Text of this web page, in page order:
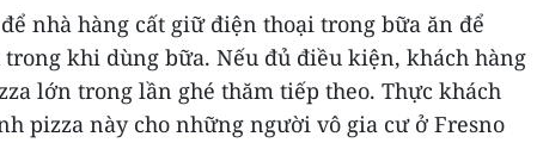
nhà hàng cất giữ điện thoại trong bữa ăn để
khi dùng bữa. Nếu đủ điều kiện, khách hàng
lớn trong lần ghé thăm tiếp theo. Thực khách
pizza này cho những người vô gia cư ở Fresno